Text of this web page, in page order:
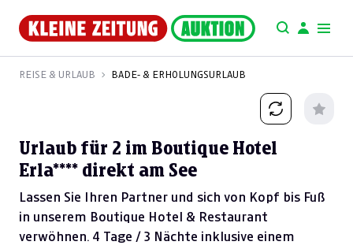
REISE & URLAUB BADE- & ERHOLUNGSURLAUB
Urlaub für 2 im Boutique Hotel
Erla**** direkt am See
Lassen Sie Ihren Partner und sich von Kopf bis Fuß
in unserem Boutique Hotel & Restaurant
verwöhnen. 4 Tage / 3 Nächte inklusive einem